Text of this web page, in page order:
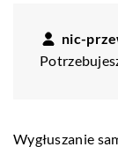
nic-
Wygłuszanie